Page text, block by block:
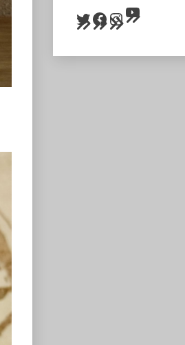
Twitter Facebook InstagramYouTube